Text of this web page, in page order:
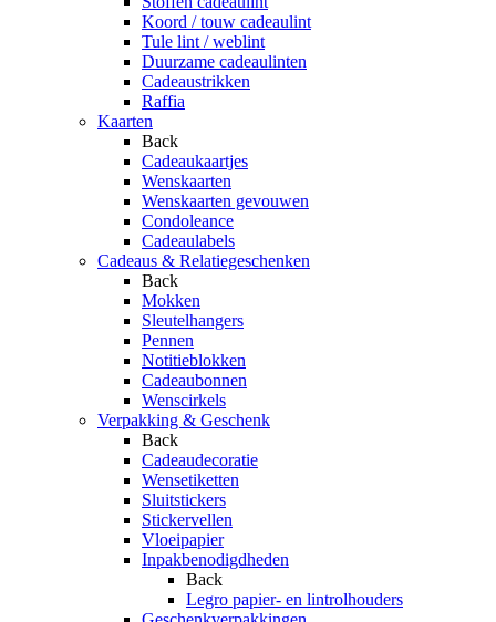
Koord / touw cadeaulint
Tule lint / weblint
Duurzame cadeaulinten
Cadeaustrikken
Raffia
Kaarten
Back
Cadeaukaartjes
Wenskaarten
Wenskaarten gevouwen
Condoleance
Cadeaulabels
Cadeaus & Relatiegeschenken
Back
Mokken
Sleutelhangers
Pennen
Notitieblokken
Cadeaubonnen
Wenscirkels
Verpakking & Geschenk
Back
Cadeaudecoratie
Wensetiketten
Sluitstickers
Stickervellen
Vloeipapier
Inpakbenodigdheden
Back
Legro papier- en lintrolhouders